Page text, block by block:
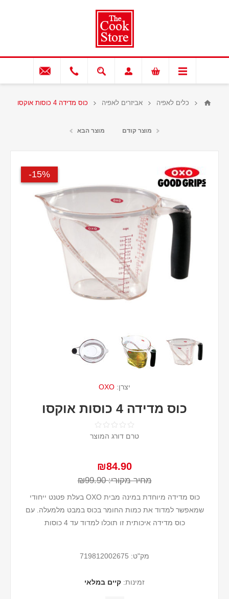
כלים לאפיה אביזרים לאפיה כוס מדידה 4 כוסות אוקסו
מוצר קודם מוצר הבא
15%-
יצרן: OXO
כוס מדידה 4 כוסות אוקסו
טרם דורג המוצר
₪84.90
מחיר מקורי: ₪99.90
כוס מדידה מיוחדת במינה מבית OXO בעלת פטנט ייחודי
שמאפשר למדוד את כמות החומר בכוס במבט מלמעלה. עם
כוס מדידה איכותית זו תוכלו למדוד עד 4 כוסות
מק"ט: 719812002675
זמינות: קיים במלאי